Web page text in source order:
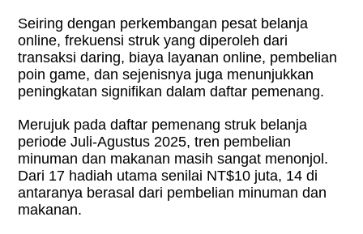
Seiring dengan perkembangan pesat belanja
online, frekuensi struk yang diperoleh dari
transaksi daring, biaya layanan online, pembelian
poin game, dan sejenisnya juga menunjukkan
peningkatan signifikan dalam daftar pemenang.
Merujuk pada daftar pemenang struk belanja
periode Juli-Agustus 2025, tren pembelian
minuman dan makanan masih sangat menonjol.
Dari 17 hadiah utama senilai NT$10 juta, 14 di
antaranya berasal dari pembelian minuman dan
makanan.